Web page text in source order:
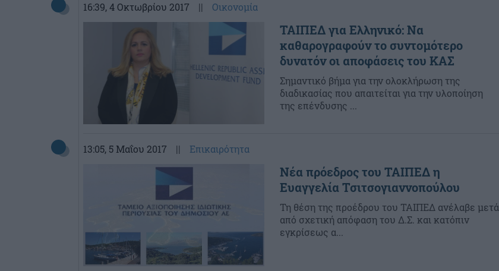
16:39, 4 Οκτωβρίου 2017 || Οικονομία
ΤΑΙΠΕΔ για Ελληνικό: Να
καθαρογραφούν το συντομότερο
δυνατόν οι αποφάσεις του ΚΑΣ
Σημαντικό βήμα για την ολοκλήρωση της
διαδικασίας που απαιτείται για την υλοποίηση
της επένδυσης ...
13:05, 5 Μαΐου 2017 || Επικαιρότητα
Νέα πρόεδρος του ΤΑΙΠΕΔ η
Ευαγγελία Τσιτσογιαννοπούλου
Τη θέση της προέδρου του ΤΑΙΠΕΔ ανέλαβε μετά
από σχετική απόφαση του Δ.Σ. και κατόπιν
εγκρίσεως α...